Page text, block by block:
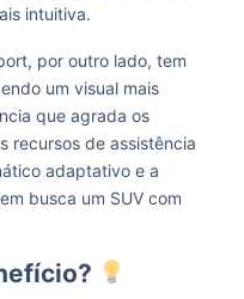
intuitiva.
por outro lado, tem
um visual mais
que agrada os
recursos de assistência
adaptativo e a
busca um SUV com